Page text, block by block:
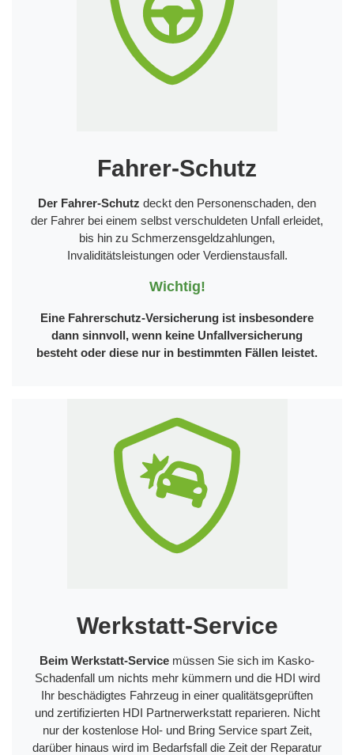
Fahrer-Schutz
Der Fahrer-Schutz deckt den Personenschaden, den
der Fahrer bei einem selbst verschuldeten Unfall erleidet,
bis hin zu Schmerzensgeldzahlungen,
Invaliditätsleistungen oder Verdienstausfall.
Wichtig!
Eine Fahrerschutz-Versicherung ist insbesondere
dann sinnvoll, wenn keine Unfallversicherung
besteht oder diese nur in bestimmten Fällen leistet.
Werkstatt-Service
Beim Werkstatt-Service müssen Sie sich im Kasko-
Schadenfall um nichts mehr kümmern und die HDI wird
Ihr beschädigtes Fahrzeug in einer qualitätsgeprüften
und zertifizierten HDI Partnerwerkstatt reparieren. Nicht
nur der kostenlose Hol- und Bring Service spart Zeit,
darüber hinaus wird im Bedarfsfall die Zeit der Reparatur